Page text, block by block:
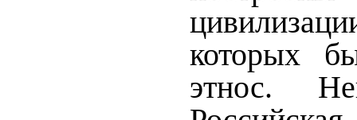
которых
этнос.